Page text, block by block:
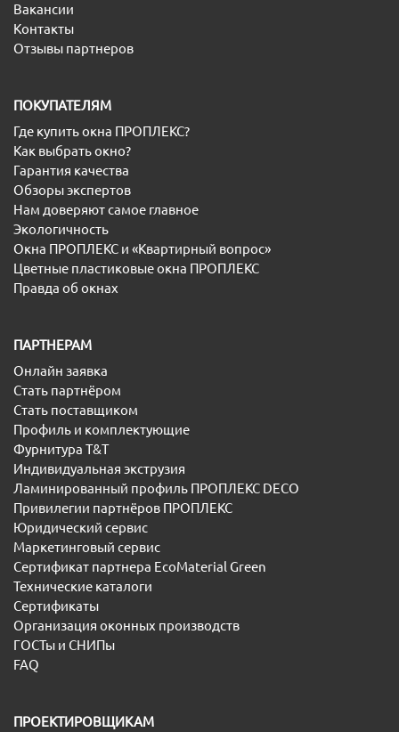
Вакансии
Контакты
Отзывы партнеров
ПОКУПАТЕЛЯМ
Где купить окна ПРОПЛЕКС?
Как выбрать окно?
Гарантия качества
Обзоры экспертов
Нам доверяют самое главное
Экологичность
Окна ПРОПЛЕКС и «Квартирный вопрос»
Цветные пластиковые окна ПРОПЛЕКС
Правда об окнах
ПАРТНЕРАМ
Онлайн заявка
Стать партнёром
Стать поставщиком
Профиль и комплектующие
Фурнитура T&T
Индивидуальная экструзия
Ламинированный профиль ПРОПЛЕКС DECO
Привилегии партнёров ПРОПЛЕКС
Юридический сервис
Маркетинговый сервис
Сертификат партнера EcoMaterial Green
Технические каталоги
Сертификаты
Организация оконных производств
ГОСТы и СНИПы
FAQ
ПРОЕКТИРОВЩИКАМ